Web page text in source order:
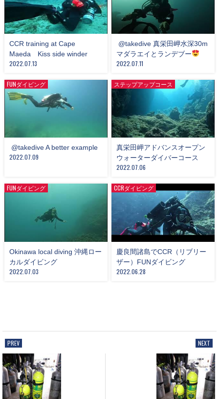
CCR training at Cape
Maeda Kiss side winder
2022.07.13
​ @takedive 真栄田岬水深30m
マダラエイとランデブー
2022.07.11
FUNダイビング
​ @takedive A better example
2022.07.09
ステップアップコース
真栄田岬アドバンスオープン
ウォーターダイバーコース
2022.07.06
FUNダイビング
Okinawa local diving 沖縄ロー
カルダイビング
2022.07.03
CCRダイビング
慶良間諸島でCCR（リブリー
ザー）FUNダイビング
2022.06.28